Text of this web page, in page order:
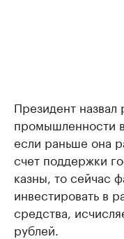
Президент назвал
промышленности
если раньше она
счет поддержки
казны, то сейчас
инвестировать в
средства,
рублей.